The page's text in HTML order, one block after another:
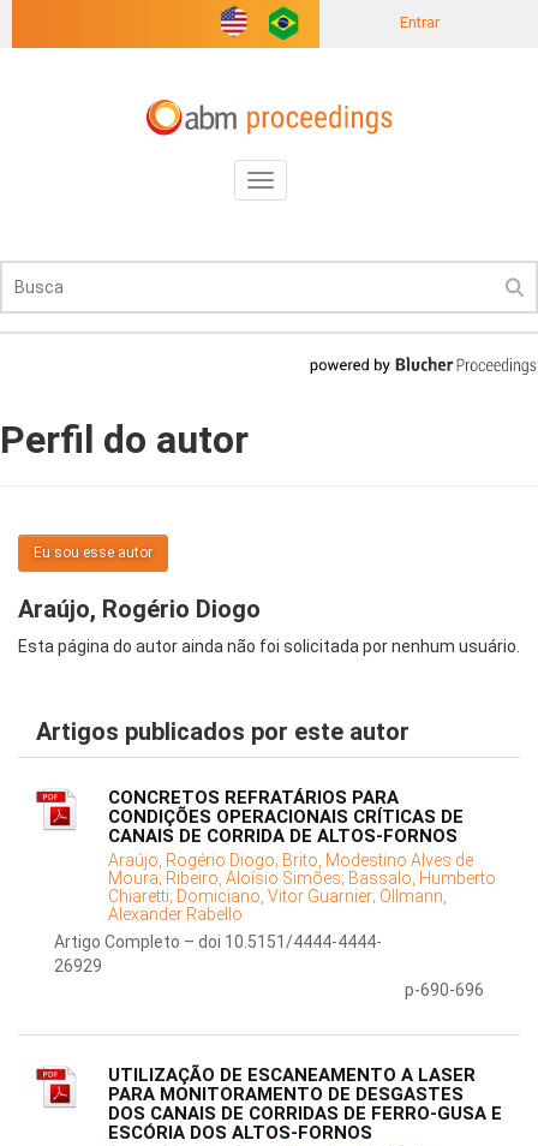
Entrar
Toggle
navigation
Perfil do autor
Eu sou esse autor
Araújo, Rogério Diogo
Esta página do autor ainda não foi solicitada por nenhum usuário.
Artigos publicados por este autor
CONCRETOS REFRATÁRIOS PARA
CONDIÇÕES OPERACIONAIS CRÍTICAS DE
CANAIS DE CORRIDA DE ALTOS-FORNOS
Araújo, Rogério Diogo; Brito, Modestino Alves de
Moura; Ribeiro, Aloísio Simões; Bassalo, Humberto
Chiaretti; Domiciano, Vitor Guarnier; Ollmann,
Alexander Rabello
Artigo Completo – doi 10.5151/4444-4444-
26929
p-690-696
UTILIZAÇÃO DE ESCANEAMENTO A LASER
PARA MONITORAMENTO DE DESGASTES
DOS CANAIS DE CORRIDAS DE FERRO-GUSA E
ESCÓRIA DOS ALTOS-FORNOS